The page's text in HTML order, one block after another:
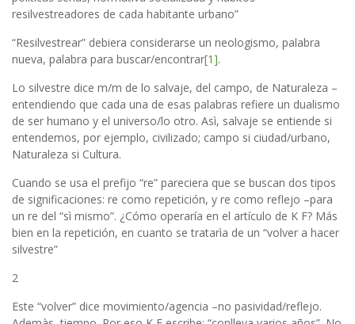
resilvestreadores de cada habitante urbano”
“Resilvestrear” debiera considerarse un neologismo, palabra
nueva, palabra para buscar/encontrar[1].
Lo silvestre dice m/m de lo salvaje, del campo, de Naturaleza –
entendiendo que cada una de esas palabras refiere un dualismo
de ser humano y el universo/lo otro. Asì, salvaje se entiende si
entendemos, por ejemplo, civilizado; campo si ciudad/urbano,
Naturaleza si Cultura.
Cuando se usa el prefijo “re” pareciera que se buscan dos tipos
de significaciones: re como repetición, y re como reflejo –para
un re del “sì mismo”. ¿Cómo operaría en el artículo de K F? Más
bien en la repetición, en cuanto se tratarìa de un “volver a hacer
silvestre”
2
Este “volver” dice movimiento/agencia –no pasividad/reflejo.